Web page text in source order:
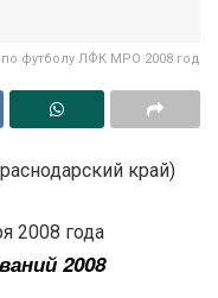
футболу ЛФК МРО 2008 год
край)
2008 года
2008